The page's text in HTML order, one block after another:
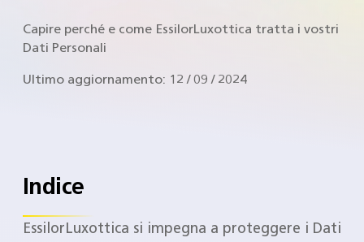
Capire perché e come EssilorLuxottica tratta i vostri
Dati Personali
Ultimo aggiornamento: 12 / 09 / 2024
Indice
EssilorLuxottica si impegna a proteggere i Dati